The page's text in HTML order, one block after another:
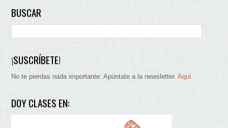
BUSCAR
¡SUSCRÍBETE!
No te pierdas nada importante. Apúntate a la newsletter.Aquí
DOY CLASES EN: